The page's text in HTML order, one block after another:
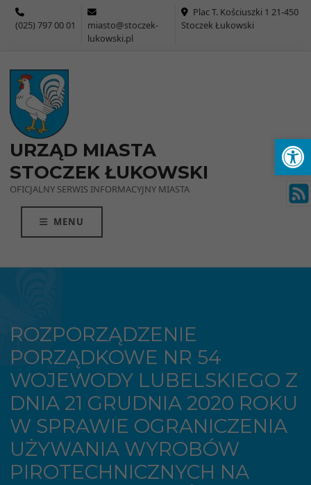
(025) 797 00 01
miasto@stoczek-
lukowski.pl
Plac T. Kościuszki 1 21-450
Stoczek Łukowski
URZĄD MIASTA
STOCZEK ŁUKOWSKI
OFICJALNY SERWIS INFORMACYJNY MIASTA
MENU
ROZPORZĄDZENIE
PORZĄDKOWE NR 54
WOJEWODY LUBELSKIEGO Z
DNIA 21 GRUDNIA 2020 ROKU
W SPRAWIE OGRANICZENIA
UŻYWANIA WYROBÓW
PIROTECHNICZNYCH NA